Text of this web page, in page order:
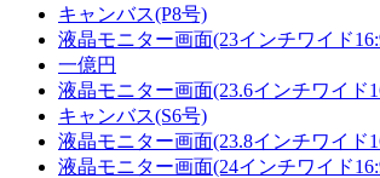
キャンバス(P8号)
液晶モニター画面(23インチワイド
一億円
液晶モニター画面(23.6インチワイド
キャンバス(S6号)
液晶モニター画面(23.8インチワイド
液晶モニター画面(24インチワイド